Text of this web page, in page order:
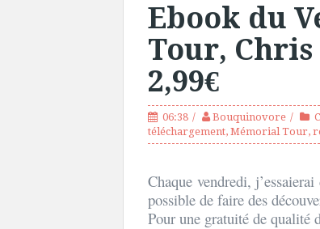
Ebook du
Tour, Chris
2,99€
06:38 Bouquinovore
téléchargement, Mémorial Tour,
Chaque vendredi,
possible de faire des
Pour une gratuité de qualité